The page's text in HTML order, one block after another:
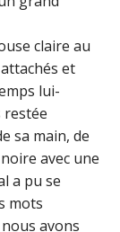
claire au
et
lui-
restée
sa main, de
avec une
a pu se
mots
avons